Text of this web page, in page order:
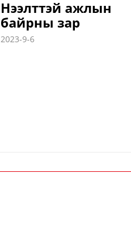
Нээлттэй ажлын
байрны зар
2023-9-6